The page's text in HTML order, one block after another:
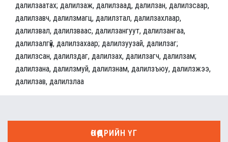
далилзаатах; далилзаж, далилзаад, далилзан, далилзсаар,
далилзавч, далилзмагц, далилзтал, далилзахлаар,
далилзвал, далилзваас, далилзангуут, далилзангаа,
далилзалгүй, далилзахаар; далилзуузай, далилзаг;
далилзсан, далилздаг, далилзах, далилзагч, далилзам;
далилзана, далилзмуй, далилзнам, далилзъюу, далилзжээ,
далилзав, далилзлаа
ӨНӨӨДРИЙН ҮГ